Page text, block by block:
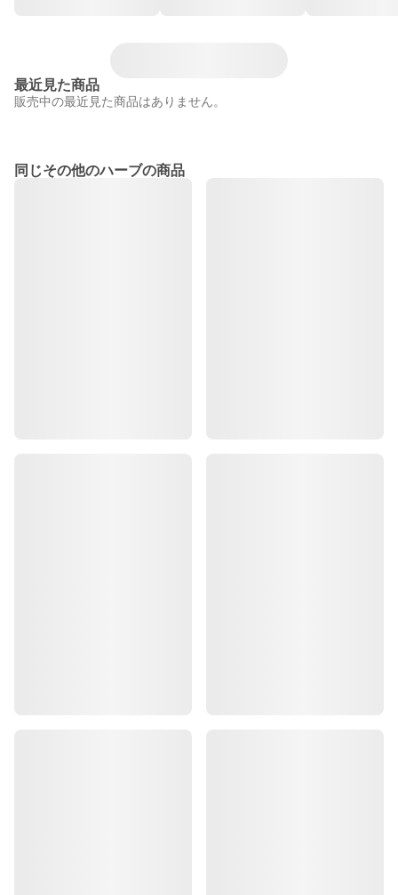
最近見た商品
販売中の最近見た商品はありません。
同じその他のハーブの商品